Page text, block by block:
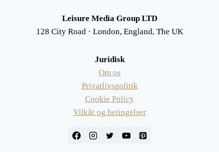
Leisure Media Group LTD
128 City Road · London, England, The UK
Juridisk
Om os
Privatlivspolitik
Cookie Policy
Vilkår og betingelser